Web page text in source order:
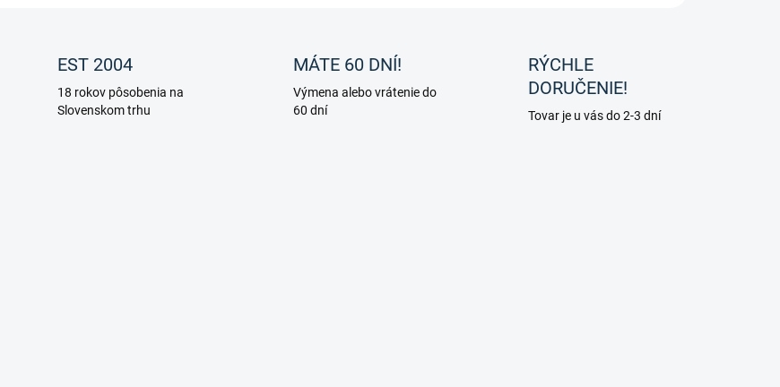
EST 2004
18 rokov pôsobenia na
Slovenskom trhu
MÁTE 60 DNÍ!
Výmena alebo vrátenie do
60 dní
RÝCHLE
DORUČENIE!
Tovar je u vás do 2-3 dní